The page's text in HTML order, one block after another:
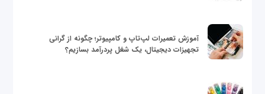
آموزش تعمیرات لپ‌تاپ و کامپیوتر؛ چگونه از گرانی
تجهیزات دیجیتال، یک شغل پردرآمد بسازیم؟